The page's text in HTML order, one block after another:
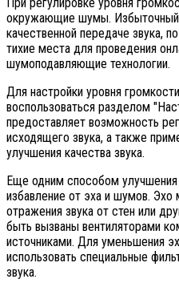
окружающие шумы.
качественной передаче звука,
тихие места для проведения
шумоподавляющие технологии.
Для настройки уровня
воспользоваться разделом
предоставляет возможность
исходящего звука, а также
улучшения качества звука.
Еще одним способом
избавление от эха и шумов. Эхо
отражения звука от стен или
быть вызваны вентиляторами
источниками. Для уменьшения
использовать специальные
звука.